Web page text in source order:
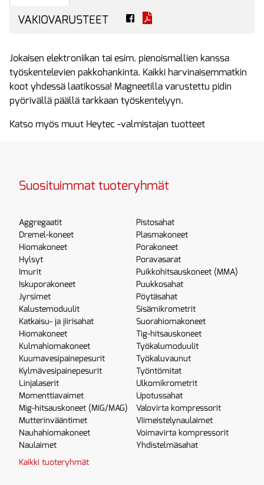
VAKIOVARUSTEET
Jokaisen elektroniikan tai esim. pienoismallien kanssa
työskentelevien pakkohankinta. Kaikki harvinaisemmatkin
koot yhdessä laatikossa! Magneetilla varustettu pidin
pyörivällä päällä tarkkaan työskentelyyn.
Katso myös muut Heytec -valmistajan tuotteet
Suosituimmat tuoteryhmät
Aggregaatit
Dremel-koneet
Hiomakoneet
Hylsyt
Imurit
Iskuporakoneet
Jyrsimet
Kalustemoduulit
Katkaisu- ja jiirisahat
Hiomakoneet
Kulmahiomakoneet
Kuumavesipainepesurit
Kylmävesipainepesurit
Linjalaserit
Momenttiavaimet
Mig-hitsauskoneet (MIG/MAG)
Mutterinvääntimet
Nauhahiomakoneet
Naulaimet
Pistosahat
Plasmakoneet
Porakoneet
Poravasarat
Puikkohitsauskoneet (MMA)
Puukkosahat
Pöytäsahat
Sisämikrometrit
Suorahiomakoneet
Tig-hitsauskoneet
Työkalumoduulit
Työkaluvaunut
Työntömitat
Ulkomikrometrit
Upotussahat
Valovirta kompressorit
Viimeistelynaulaimet
Voimavirta kompressorit
Yhdistelmäsahat
Kaikki tuoteryhmät